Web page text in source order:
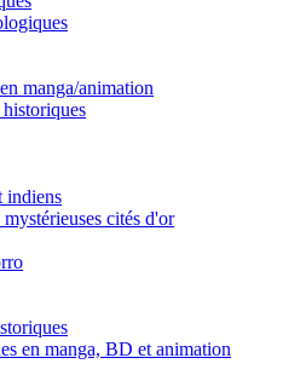
manga/animation
indiens
cités d'or
en manga, BD et animation